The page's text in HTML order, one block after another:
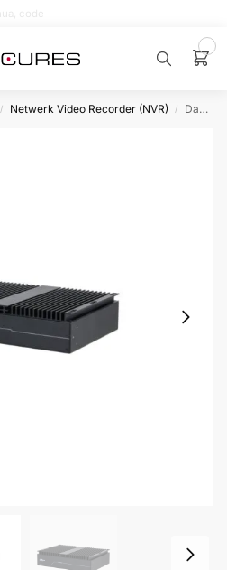
/ Netwerk Video Recorder (NVR) / Dahua NVR4104-4P-WT Industriële NVR, 4x PoE, Geschikt voor 8 IP camera’s